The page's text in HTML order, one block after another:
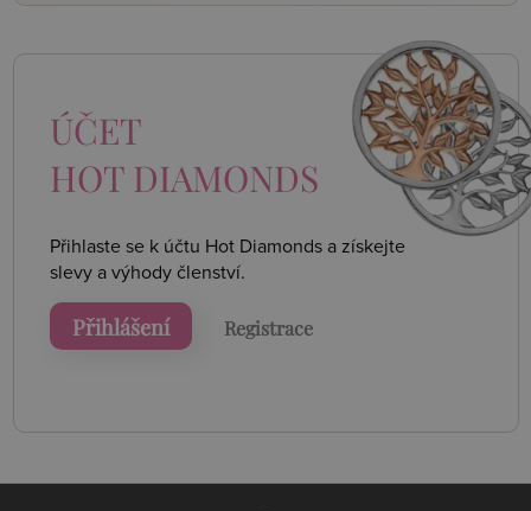
ÚČET
HOT DIAMONDS
Přihlaste se k účtu Hot Diamonds a získejte
slevy a výhody členství.
Přihlášení Registrace